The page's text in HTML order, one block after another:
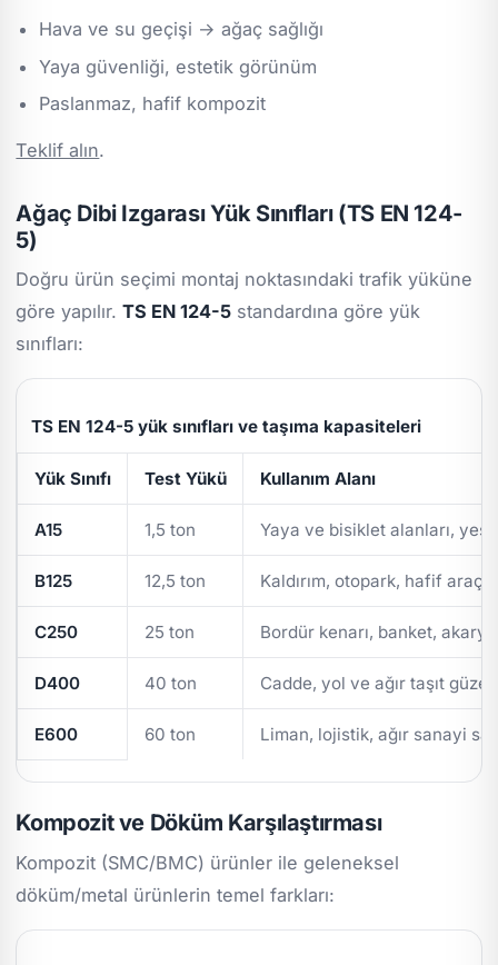
Hava ve su geçişi → ağaç sağlığı
Yaya güvenliği, estetik görünüm
Paslanmaz, hafif kompozit
Teklif alın.
Ağaç Dibi Izgarası Yük Sınıfları (TS EN 124-
5)
Doğru ürün seçimi montaj noktasındaki trafik yüküne
göre yapılır.TS EN 124-5 standardına göre yük
sınıfları:
TS EN 124-5 yük sınıfları ve taşıma kapasiteleri
Yük Sınıfı Test Yükü Kullanım Alanı
A15 1,5 ton Yaya ve bisiklet alanları,
B125 12,5 ton Kaldırım, otopark, hafif araç
C250 25 ton Bordür kenarı, banket,
D400 40 ton Cadde, yol ve ağır taşıt
E600 60 ton Liman, lojistik, ağır sanayi
Kompozit ve Döküm Karşılaştırması
Kompozit (SMC/BMC) ürünler ile geleneksel
döküm/metal ürünlerin temel farkları: